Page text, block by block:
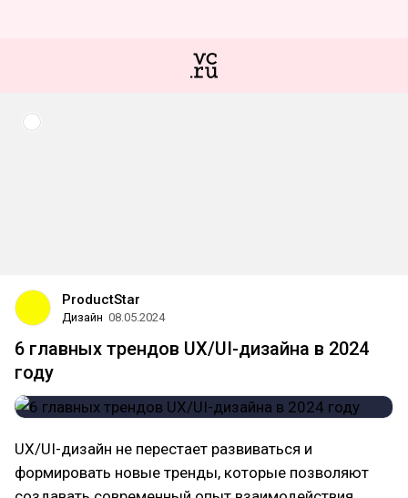
ProductStar
Дизайн 08.05.2024
6 главных трендов UX/UI-дизайна в 2024
году
UX/UI-дизайн не перестает развиваться и
формировать новые тренды, которые позволяют